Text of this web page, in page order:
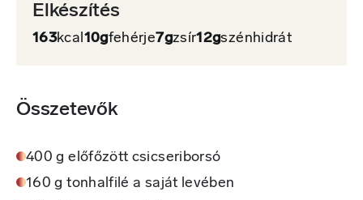
Elkészítés
163kcal 10gfehérje7gzsír12gszénhidrát
Összetevők
400 g előfőzött csicseriborsó
160 g tonhalfilé a saját levében